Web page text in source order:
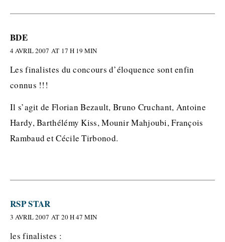
BDE
4 AVRIL 2007 AT 17 H 19 MIN
Les finalistes du concours d’éloquence sont enfin
connus !!!
Il s’agit de Florian Bezault, Bruno Cruchant, Antoine
Hardy, Barthélémy Kiss, Mounir Mahjoubi, François
Rambaud et Cécile Tirbonod.
RSP STAR
3 AVRIL 2007 AT 20 H 47 MIN
les finalistes :